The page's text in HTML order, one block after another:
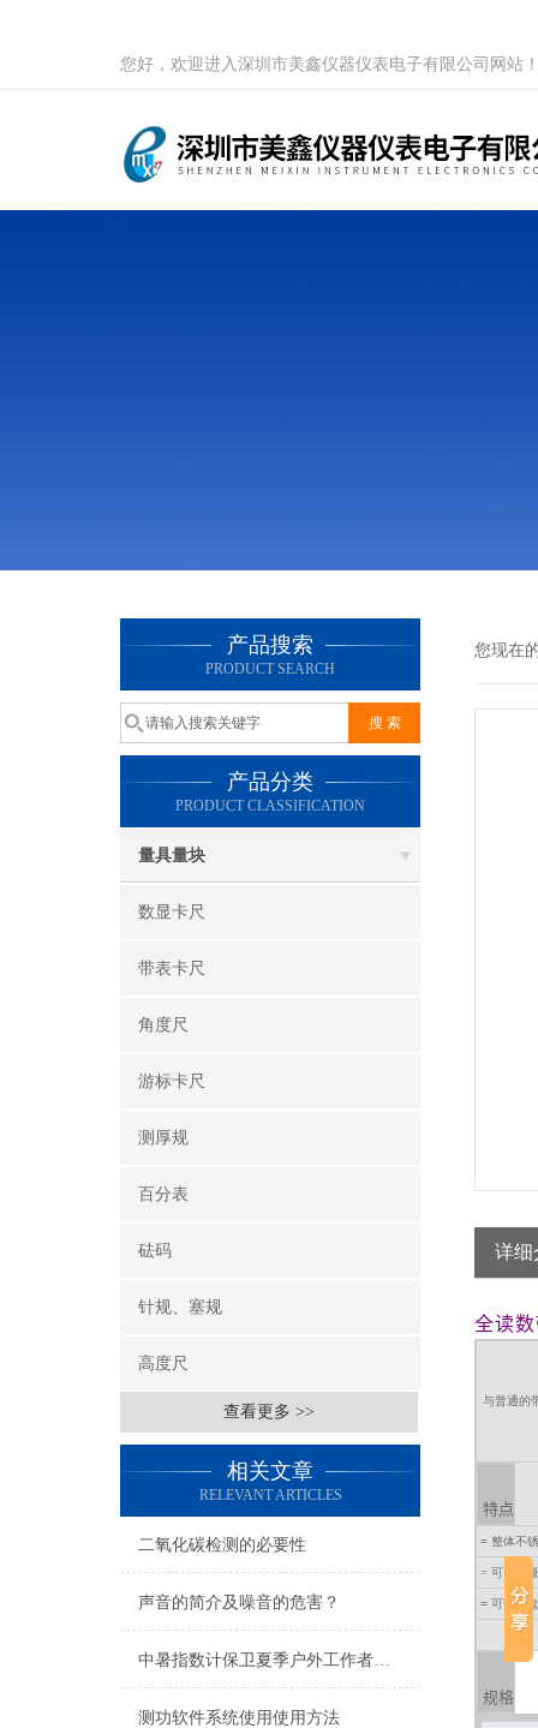
您好，欢迎进入深圳市美鑫仪器仪表电子有限公司网站
产品搜索
PRODUCT SEARCH
产品分类
PRODUCT CLASSIFICATION
量具量块
数显卡尺
带表卡尺
角度尺
游标卡尺
测厚规
百分表
砝码
针规、塞规
高度尺
查看更多 >>
相关文章
RELEVANT ARTICLES
二氧化碳检测的必要性
声音的简介及噪音的危害？
中暑指数计保卫夏季户外工作者安全
测功软件系统使用使用方法
您现在
详细
全读
与普通的
特点
= 整体不
= 可以测
= 可调表盘
规格